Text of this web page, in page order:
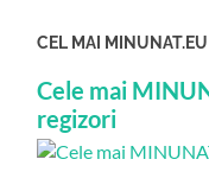
CEL MAI
Cele mai
regizori